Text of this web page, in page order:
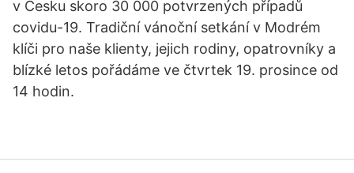
v Česku skoro 30 000 potvrzených případů
covidu-19. Tradiční vánoční setkání v Modrém
klíči pro naše klienty, jejich rodiny, opatrovníky a
blízké letos pořádáme ve čtvrtek 19. prosince od
14 hodin.